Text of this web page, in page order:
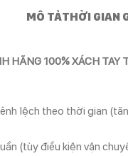
MÔ TẢTHỜI GIAN
HÃNG 100% XÁCH TAY
lệch theo thời gian
(tùy điều kiện vận